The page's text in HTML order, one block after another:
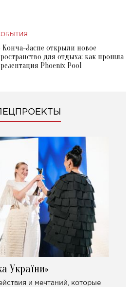
Конча-Заспе открыли новое
для отдыха: как прошла
Phoenix Pool
України»
и мечтаний, которые